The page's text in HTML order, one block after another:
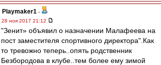
Playmaker1 -
28 ноя 2017 21:12
"Зенит» объявил о назначении Малафеева на
пост заместителя спортивного директора".Как
то тревожно теперь..опять родственник
Безбородова в клубе..тем более ему зимой